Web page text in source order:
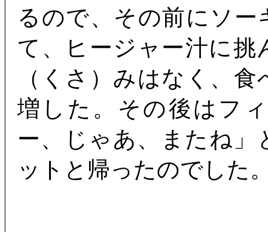
るので、その前にソ
て、ヒージャー汁に挑
（くさ）みはなく、
増した。その後はフ
ー、じゃあ、またね
ットと帰ったのでした